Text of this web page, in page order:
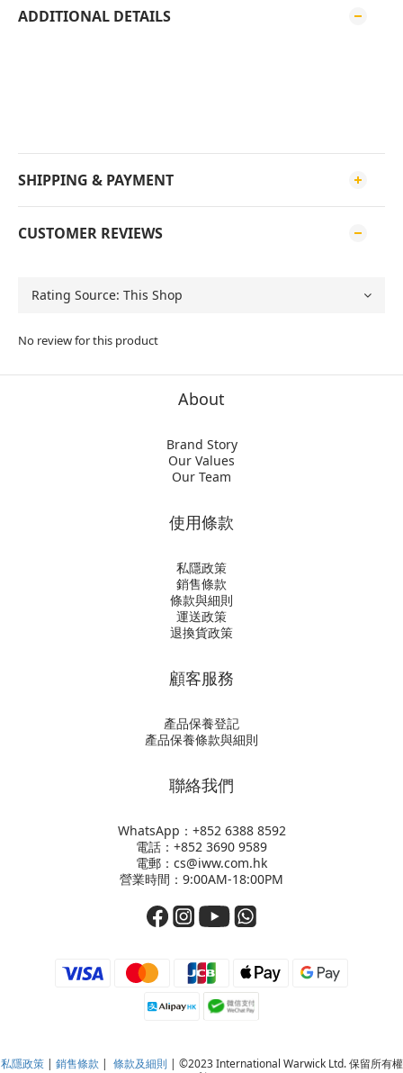
ADDITIONAL DETAILS
SHIPPING & PAYMENT
CUSTOMER REVIEWS
No review for this product
About
Brand Story
Our Values
Our Team
使用條款
私隱政策
銷售條款
條款與細則
運送政策
退換貨政策
顧客服務
產品保養登記
產品保養條款與細則
聯絡我們
WhatsApp：+852 6388 8592
電話：+852 3690 9589
電郵：cs@iww.com.hk
營業時間：9:00AM-18:00PM
私隱政策| 銷售條款 | 條款及細則 | ©2023 International Warwick Ltd. 保留所有權